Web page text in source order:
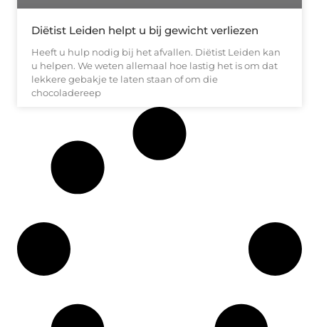
Diëtist Leiden helpt u bij gewicht verliezen
Heeft u hulp nodig bij het afvallen. Diëtist Leiden kan
u helpen. We weten allemaal hoe lastig het is om dat
lekkere gebakje te laten staan of om die
chocoladereep